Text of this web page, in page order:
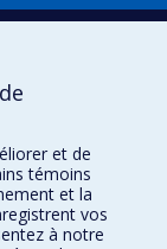
détient
et de
témoins
et la
vos
à notre